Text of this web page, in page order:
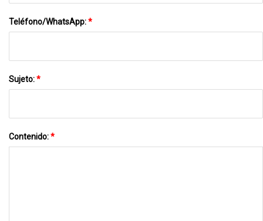
Teléfono/WhatsApp:*
Sujeto:*
Contenido:*